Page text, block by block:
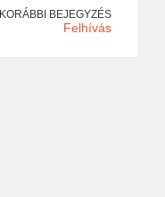
KORÁBBI BEJEGYZÉS
Felhívás